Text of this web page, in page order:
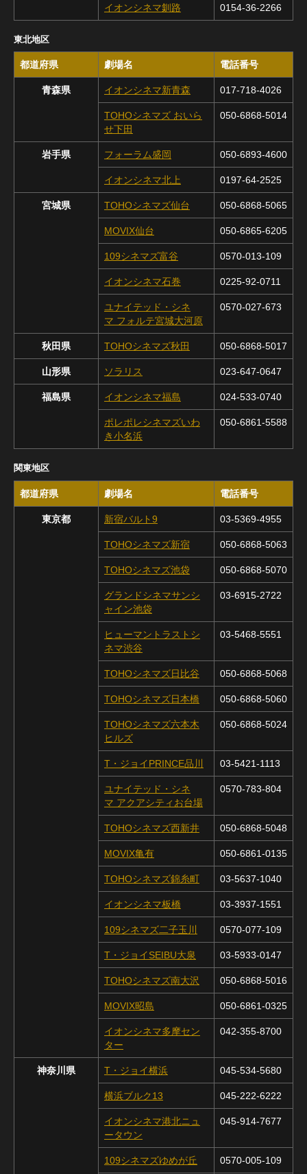
イオンシネマ釧路 0154-36-2266
東北地区
都道府県 劇場名 電話番号
青森県 イオンシネマ新青森 017-718-4026
TOHOシネマズ おいら
せ下田
050-6868-5014
岩手県 フォーラム盛岡 050-6893-4600
イオンシネマ北上 0197-64-2525
宮城県 TOHOシネマズ仙台 050-6868-5065
MOVIX仙台 050-6865-6205
109シネマズ富谷 0570-013-109
イオンシネマ石巻 0225-92-0711
ユナイテッド・シネ
マ フォルテ宮城大河原
0570-027-673
秋田県 TOHOシネマズ秋田 050-6868-5017
山形県 ソラリス 023-647-0647
福島県 イオンシネマ福島 024-533-0740
ポレポレシネマズいわ
き小名浜
050-6861-5588
関東地区
都道府県 劇場名 電話番号
東京都 新宿バルト9 03-5369-4955
TOHOシネマズ新宿 050-6868-5063
TOHOシネマズ池袋 050-6868-5070
グランドシネマサンシ
ャイン池袋
03-6915-2722
ヒューマントラストシ
ネマ渋谷
03-5468-5551
TOHOシネマズ日比谷 050-6868-5068
TOHOシネマズ日本橋 050-6868-5060
TOHOシネマズ六本木
ヒルズ
050-6868-5024
T・ジョイPRINCE品川 03-5421-1113
ユナイテッド・シネ
マ アクアシティお台場
0570-783-804
TOHOシネマズ西新井 050-6868-5048
MOVIX亀有 050-6861-0135
TOHOシネマズ錦糸町 03-5637-1040
イオンシネマ板橋 03-3937-1551
109シネマズ二子玉川 0570-077-109
T・ジョイSEIBU大泉 03-5933-0147
TOHOシネマズ南大沢 050-6868-5016
MOVIX昭島 050-6861-0325
イオンシネマ多摩セン
ター
042-355-8700
神奈川県 T・ジョイ横浜 045-534-5680
横浜ブルク13 045-222-6222
イオンシネマ港北ニュ
ータウン
045-914-7677
109シネマズゆめが丘 0570-005-109